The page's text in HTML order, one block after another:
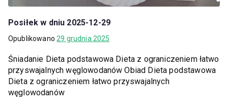
Posiłek w dniu 2025-12-29
Opublikowano29 grudnia 2025
Śniadanie Dieta podstawowa Dieta z ograniczeniem łatwo
przyswajalnych węglowodanów Obiad Dieta podstawowa
Dieta z ograniczeniem łatwo przyswajalnych
węglowodanów